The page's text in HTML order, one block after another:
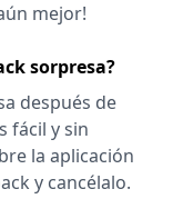
mejor!
sorpresa?
después de
fácil y sin
la aplicación
y cancélalo.